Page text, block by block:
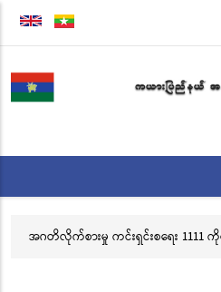
အဓိက
အကြောင်းအရာ
သွား
မည်
အဂတိလိုက်စားမှု ကင်းရှင်းစရေး 1111